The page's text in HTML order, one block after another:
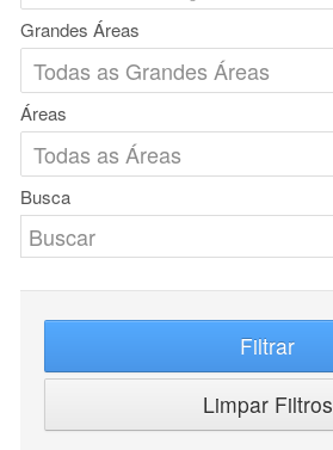
Grandes Áreas
Áreas
Busca
Filtrar
Limpar Filtros